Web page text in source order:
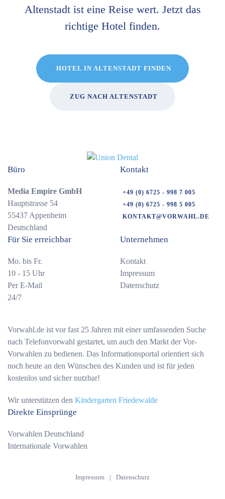
Altenstadt ist eine Reise wert. Jetzt das
richtige Hotel finden.
HOTEL IN ALTENSTADT FINDEN
ZUG NACH ALTENSTADT
Büro
Media Empire GmbH
Hauptstrasse 54
55437 Appenheim
Deutschland
Kontakt
+49 (0) 6725 - 998 7 005
+49 (0) 6725 - 998 5 005
KONTAKT@VORWAHL.DE
Für Sie erreichbar
Mo. bis Fr.
10 - 15 Uhr
Per E-Mail
24/7
Unternehmen
Kontakt
Impressum
Datenschutz
Vorwahl.de ist vor fast 25 Jahren mit einer umfassenden Suche
nach Telefonvorwahl gestartet, um auch den Markt der Vor-
Vorwahlen zu bedienen. Das Informationsportal orientiert sich
noch heute an den Wünschen des Kunden und ist für jeden
kostenlos und sicher nutzbar!
Wir unterstützen den Kindergarten Friedewalde
Direkte Einsprünge
Vorwahlen Deutschland
Internationale Vorwahlen
Impressum | Datenschutz